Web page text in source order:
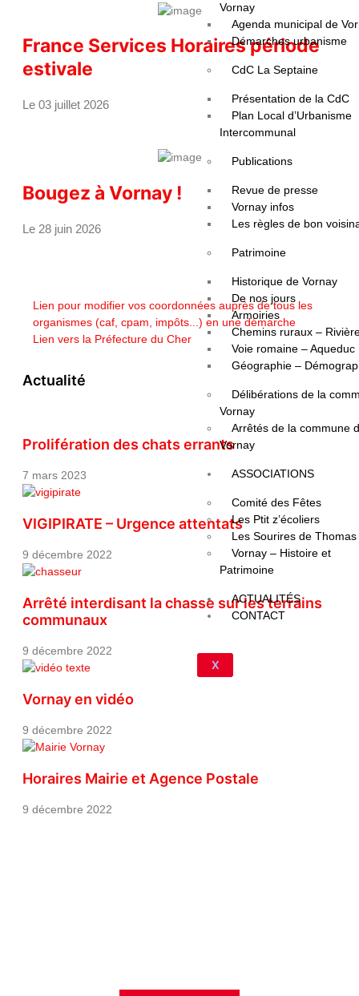
Vornay
Agenda municipal de
Démarches urbanisme
CdC La Septaine
Présentation de la CdC
Plan Local d’Urbanisme
Intercommunal
Publications
Revue de presse
Vornay infos
Les règles de bon
Patrimoine
Historique de Vornay
De nos jours
Armoiries
Chemins ruraux –
Voie romaine – Aqueduc
Géographie –
Délibérations de la
Vornay
Arrêtés de la commune
Vornay
ASSOCIATIONS
Comité des Fêtes
Les Ptit z’écoliers
Les Sourires de Thomas
Vornay – Histoire et
Patrimoine
ACTUALITÉS
CONTACT
X
France Services Horaires période
estivale
Le 03 juillet 2026
Bougez à Vornay !
Le 28 juin 2026
Lien pour modifier vos coordonnées auprès de tous les
organismes (caf, cpam, impôts...) en une démarche
Lien vers la Préfecture du Cher
Actualité
Prolifération des chats errants
7 mars 2023
VIGIPIRATE – Urgence attentats
9 décembre 2022
Arrêté interdisant la chasse sur les terrains
communaux
9 décembre 2022
Vornay en vidéo
9 décembre 2022
Horaires Mairie et Agence Postale
9 décembre 2022